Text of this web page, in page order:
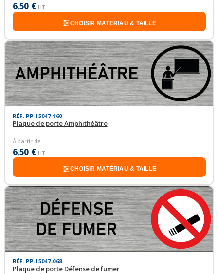
6,50 € HT
CHOISIR MATÉRIAU & TAILLE
RÉF. PP-15047-160
Plaque de porte Amphithéâtre
À partir de
6,50 € HT
CHOISIR MATÉRIAU & TAILLE
RÉF. PP-15047-068
Plaque de porte Défense de fumer